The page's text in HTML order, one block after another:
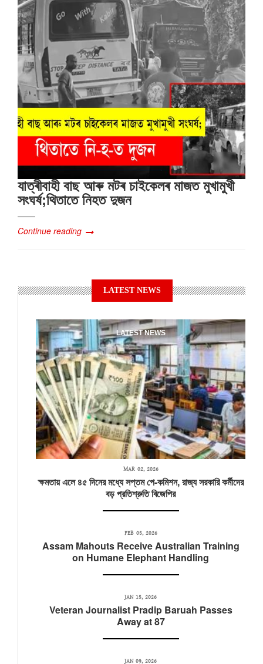
যাত্ৰীবাহী বাছ আৰু মটৰ চাইকেলৰ মাজত মুখামুখী
সংঘৰ্ষ;থিতাতে নিহত দুজন
Continue reading
LATEST NEWS
LATEST NEWS
MAR 02, 2026
ক্ষমতায় এলে ৪৫ দিনের মধ্যে সপ্তম পে-কমিশন, রাজ্য সরকারি কর্মীদের
বড় প্রতিশ্রুতি বিজেপির
FEB 05, 2026
Assam Mahouts Receive Australian Training
on Humane Elephant Handling
JAN 15, 2026
Veteran Journalist Pradip Baruah Passes
Away at 87
JAN 09, 2026